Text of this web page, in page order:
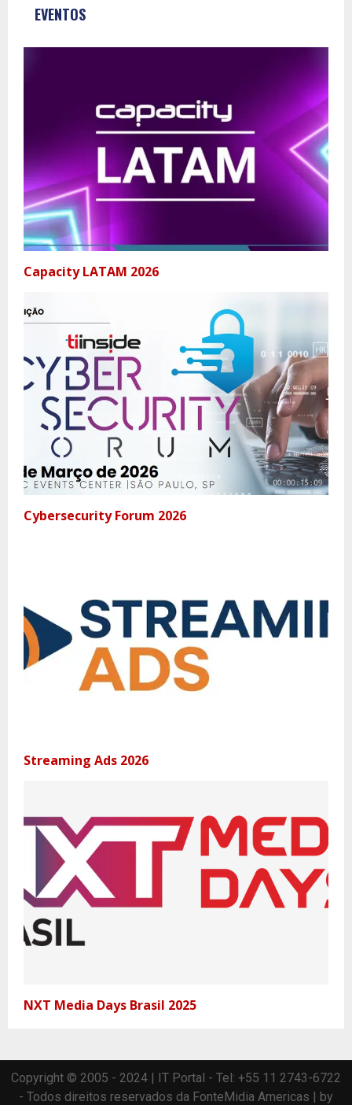
EVENTOS
Capacity LATAM 2026
Cybersecurity Forum 2026
Streaming Ads 2026
NXT Media Days Brasil 2025
Copyright © 2005 - 2024 | IT Portal - Tel: +55 11 2743-6722
- Todos direitos reservados da FonteMidia Americas | by